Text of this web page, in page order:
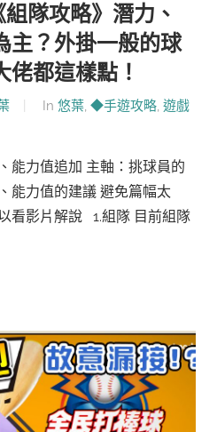
隊攻略》潛力、
主？外掛一般的球
佬都這樣點！
In 悠葉, ◆手遊攻略, 遊戲
能力值追加 主軸：挑球員的
能力值的建議 避免篇幅太
看影片解說 1.組隊 目前組隊